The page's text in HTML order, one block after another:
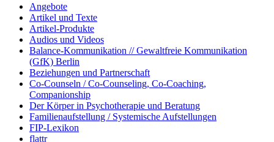
Angebote
Artikel und Texte
Artikel-Produkte
Audios und Videos
Balance-Kommunikation // Gewaltfreie Kommunikation
(GfK) Berlin
Beziehungen und Partnerschaft
Co-Counseln / Co-Counseling, Co-Coaching,
Companionship
Der Körper in Psychotherapie und Beratung
Familienaufstellung / Systemische Aufstellungen
FIP-Lexikon
flattr